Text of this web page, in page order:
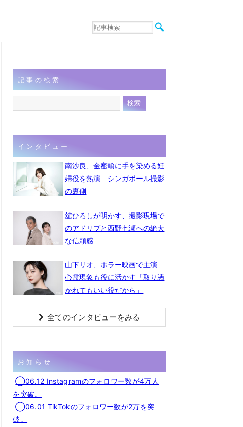
音楽
連載
フォト
記事の検索
インタビュー
南沙良、金密輸に手を染める妊
婦役を熱演 シンガポール撮影
の裏側
舘ひろしが明かす、撮影現場で
のアドリブと西野七瀬への絶大
な信頼感
山下リオ、ホラー映画で主演
心霊現象も役に活かす「取り憑
かれてもいい役だから」
全てのインタビューをみる
お知らせ
◯06.12 Instagramのフォロワー数が4万人
を突破。
◯06.01 TikTokのフォロワー数が2万を突
破。